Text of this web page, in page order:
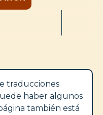
traducciones
haber algunos
también está